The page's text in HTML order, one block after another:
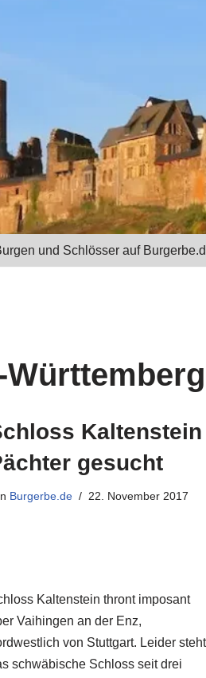
und Schlösser auf
gesucht
Burgerbe.de 22. November 2017
Kaltenstein thront imposant
Vaihingen an der Enz,
von Stuttgart. Leider steht
schwäbische Schloss seit drei